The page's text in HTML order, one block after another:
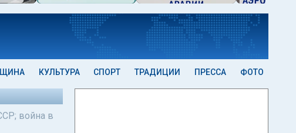
КУЛЬТУРА СПОРТ ТРАДИЦИИ ПРЕССА ФОТО
война в